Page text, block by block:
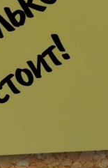
40х20 мм